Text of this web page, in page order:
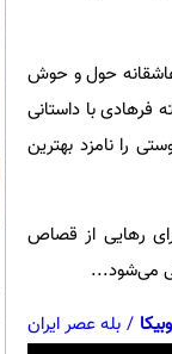
فرهادی است (۱۳۸۲ ) که با درونمایه‌ای عاشقانه حول و حوش
با داستانی
را نامزد بهترین
رهایی از قصاص
می‌شود...
/ بله عصر ایران